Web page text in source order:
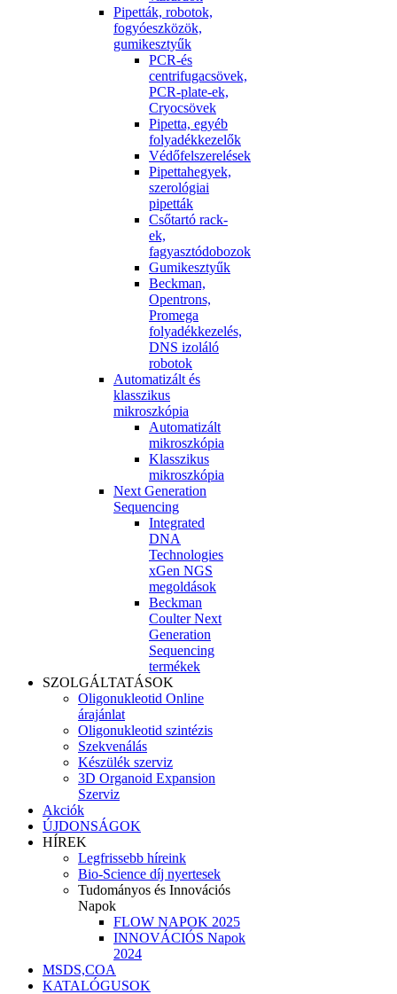
Pipetták, robotok,
fogyóeszközök,
gumikesztyűk
PCR-és
centrifugacsövek,
PCR-plate-ek,
Cryocsövek
Pipetta, egyéb
folyadékkezelők
Védőfelszerelések
Pipettahegyek,
szerológiai
pipetták
Csőtartó rack-
ek,
fagyasztódobozok
Gumikesztyűk
Beckman,
Opentrons,
Promega
folyadékkezelés,
DNS izoláló
robotok
Automatizált és
klasszikus
mikroszkópia
Automatizált
mikroszkópia
Klasszikus
mikroszkópia
Next Generation
Sequencing
Integrated
DNA
Technologies
xGen NGS
megoldások
Beckman
Coulter Next
Generation
Sequencing
termékek
SZOLGÁLTATÁSOK
Oligonukleotid Online
árajánlat
Oligonukleotid szintézis
Szekvenálás
Készülék szerviz
3D Organoid Expansion
Szerviz
Akciók
ÚJDONSÁGOK
HÍREK
Legfrissebb híreink
Bio-Science díj nyertesek
Tudományos és Innovációs
Napok
FLOW NAPOK 2025
INNOVÁCIÓS Napok
2024
MSDS,COA
KATALÓGUSOK